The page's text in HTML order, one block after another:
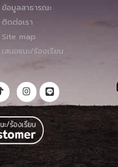
ข้อมูลสาธารณะ
ติดต่อเรา
Site map
เสนอแนะ/ร้องเรียน